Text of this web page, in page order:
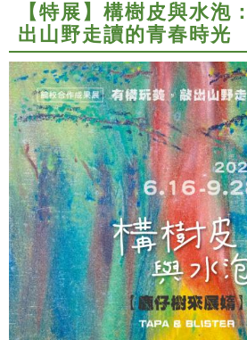
【特展】構樹皮與水泡
出山野走讀的青春時光